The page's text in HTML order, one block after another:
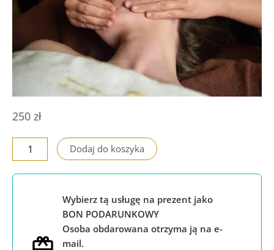
250 zł
ilość
Fizjoterapia
stawów
żuchwowych
Dodaj do koszyka
Wybierz tą usługę na prezent jako
BON PODARUNKOWY
Osoba obdarowana otrzyma ją na e-
mail.